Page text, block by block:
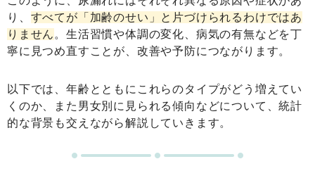
り、 すべてが「加齢のせい」と片づけられるわけではあ
りません 。生活習慣や体調の変化、病気の有無などを丁
寧に見つめ直すことが、改善や予防につながります。
以下では、年齢とともにこれらのタイプがどう増えてい
くのか、また男女別に見られる傾向などについて、統計
的な背景も交えながら解説していきます。